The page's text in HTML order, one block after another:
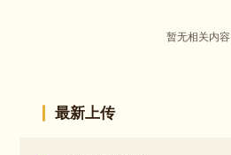
暂无相关内容
最新上传